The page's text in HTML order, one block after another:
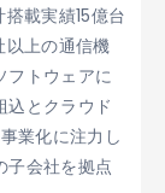
載実績15億台
上の通信機
フトウェアに
込とクラウド
業化に注力し
子会社を拠点